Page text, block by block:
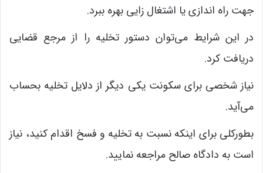
جهت راه‌ اندازی یا اشتغال‌ زایی بهره ببرد.
در این شرایط می‌توان دستور تخلیه را از مرجع قضایی
دریافت کرد.
نیاز شخصی برای سکونت یکی دیگر از دلایل تخلیه بحساب
می‌آید.
بطورکلی برای اینکه نسبت به تخلیه و فسخ اقدام کنید، نیاز
است به دادگاه صالح مراجعه نمایید.